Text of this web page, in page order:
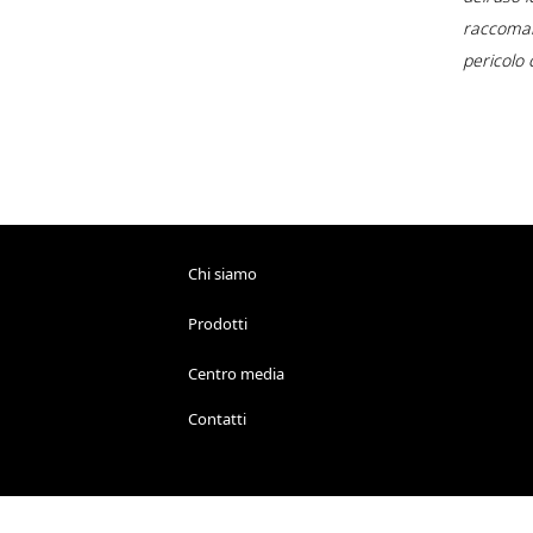
pericolo
Chi siamo
Prodotti
Centro media
Contatti